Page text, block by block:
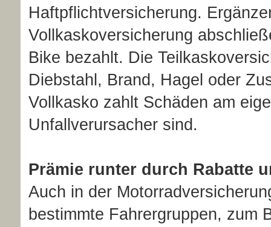
Haft­pflichtversicherung.
Vollkaskoversicherung
Bike bezahlt. Die
Diebstahl, Brand, Hagel oder
Vollkasko zahlt Schäden am
Unfallverursacher sind.
Prämie runter durch Rabatte
Auch in der
bestimmte Fahrergruppen, zum